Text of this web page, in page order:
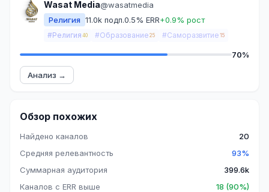
Wasat Media@wasatmedia
Религия 11.0k подп.0.5% ERR+0.9% рост
#Религия 40 #Образование 25 #Саморазвитие 15
70%
Анализ →
Обзор похожих
Найдено каналов
20
Средняя релевантность
93%
Суммарная аудитория
399.6k
Каналов с ERR выше
18 (90%)